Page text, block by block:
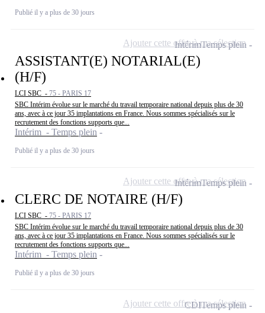
Publié il y a plus de 30 jours
ASSISTANT(E) NOTARIAL(E)
(H/F)
LCI SBC - 75 - PARIS 17
SBC Intérim évolue sur le marché du travail temporaire national depuis plus de 30
ans, avec à ce jour 35 implantations en France. Nous sommes spécialisés sur le
recrutement des fonctions supports que...
Intérim - Temps plein
Publié il y a plus de 30 jours
IntérimTemps plein
Ajouter cette offre à ma sélection
CLERC DE NOTAIRE (H/F)
LCI SBC - 75 - PARIS 17
SBC Intérim évolue sur le marché du travail temporaire national depuis plus de 30
ans, avec à ce jour 35 implantations en France. Nous sommes spécialisés sur le
recrutement des fonctions supports que...
Intérim - Temps plein
Publié il y a plus de 30 jours
IntérimTemps plein
Ajouter cette offre à ma sélection
CDITemps plein
Ajouter cette offre à ma sélection